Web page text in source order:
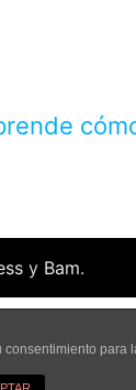
y Bam.